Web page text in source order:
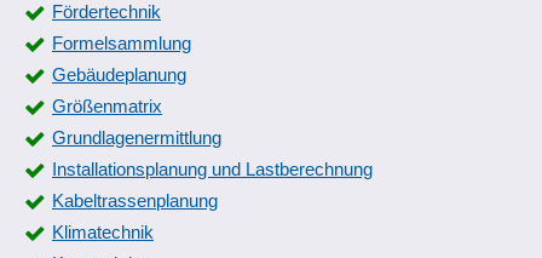
Fördertechnik
Formelsammlung
Gebäudeplanung
Größenmatrix
Grundlagenermittlung
Installationsplanung und Lastberechnung
Kabeltrassenplanung
Klimatechnik